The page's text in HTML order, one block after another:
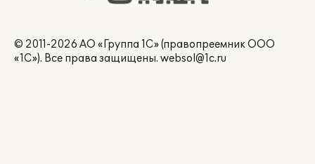
© 2011-2026 АО «Группа 1С» (правопреемник ООО
«1С»). Все права защищены. websol@1c.ru